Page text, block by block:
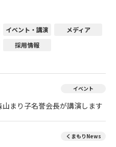
イベント・講演
メディア
採用情報
イベント
まり子名誉会長が講演します
くまもりNews